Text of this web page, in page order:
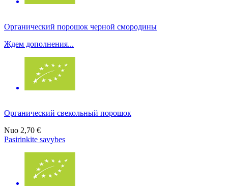
Органический порошок черной смородины
Ждем дополнения...
Органический свекольный порошок
Nuo 2,70 €
Pasirinkite savybes